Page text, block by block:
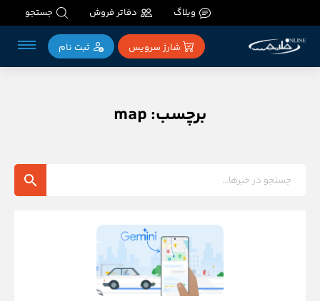
وبلاگ دفاتر فروش جستجو
شارژ سرویس ثبت‌ نام
برچسب: map